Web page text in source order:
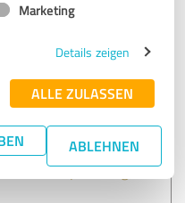
Marketing
Details zeigen
ALLE ZULASSEN
ABLEHNEN
ohne
Empfehlung